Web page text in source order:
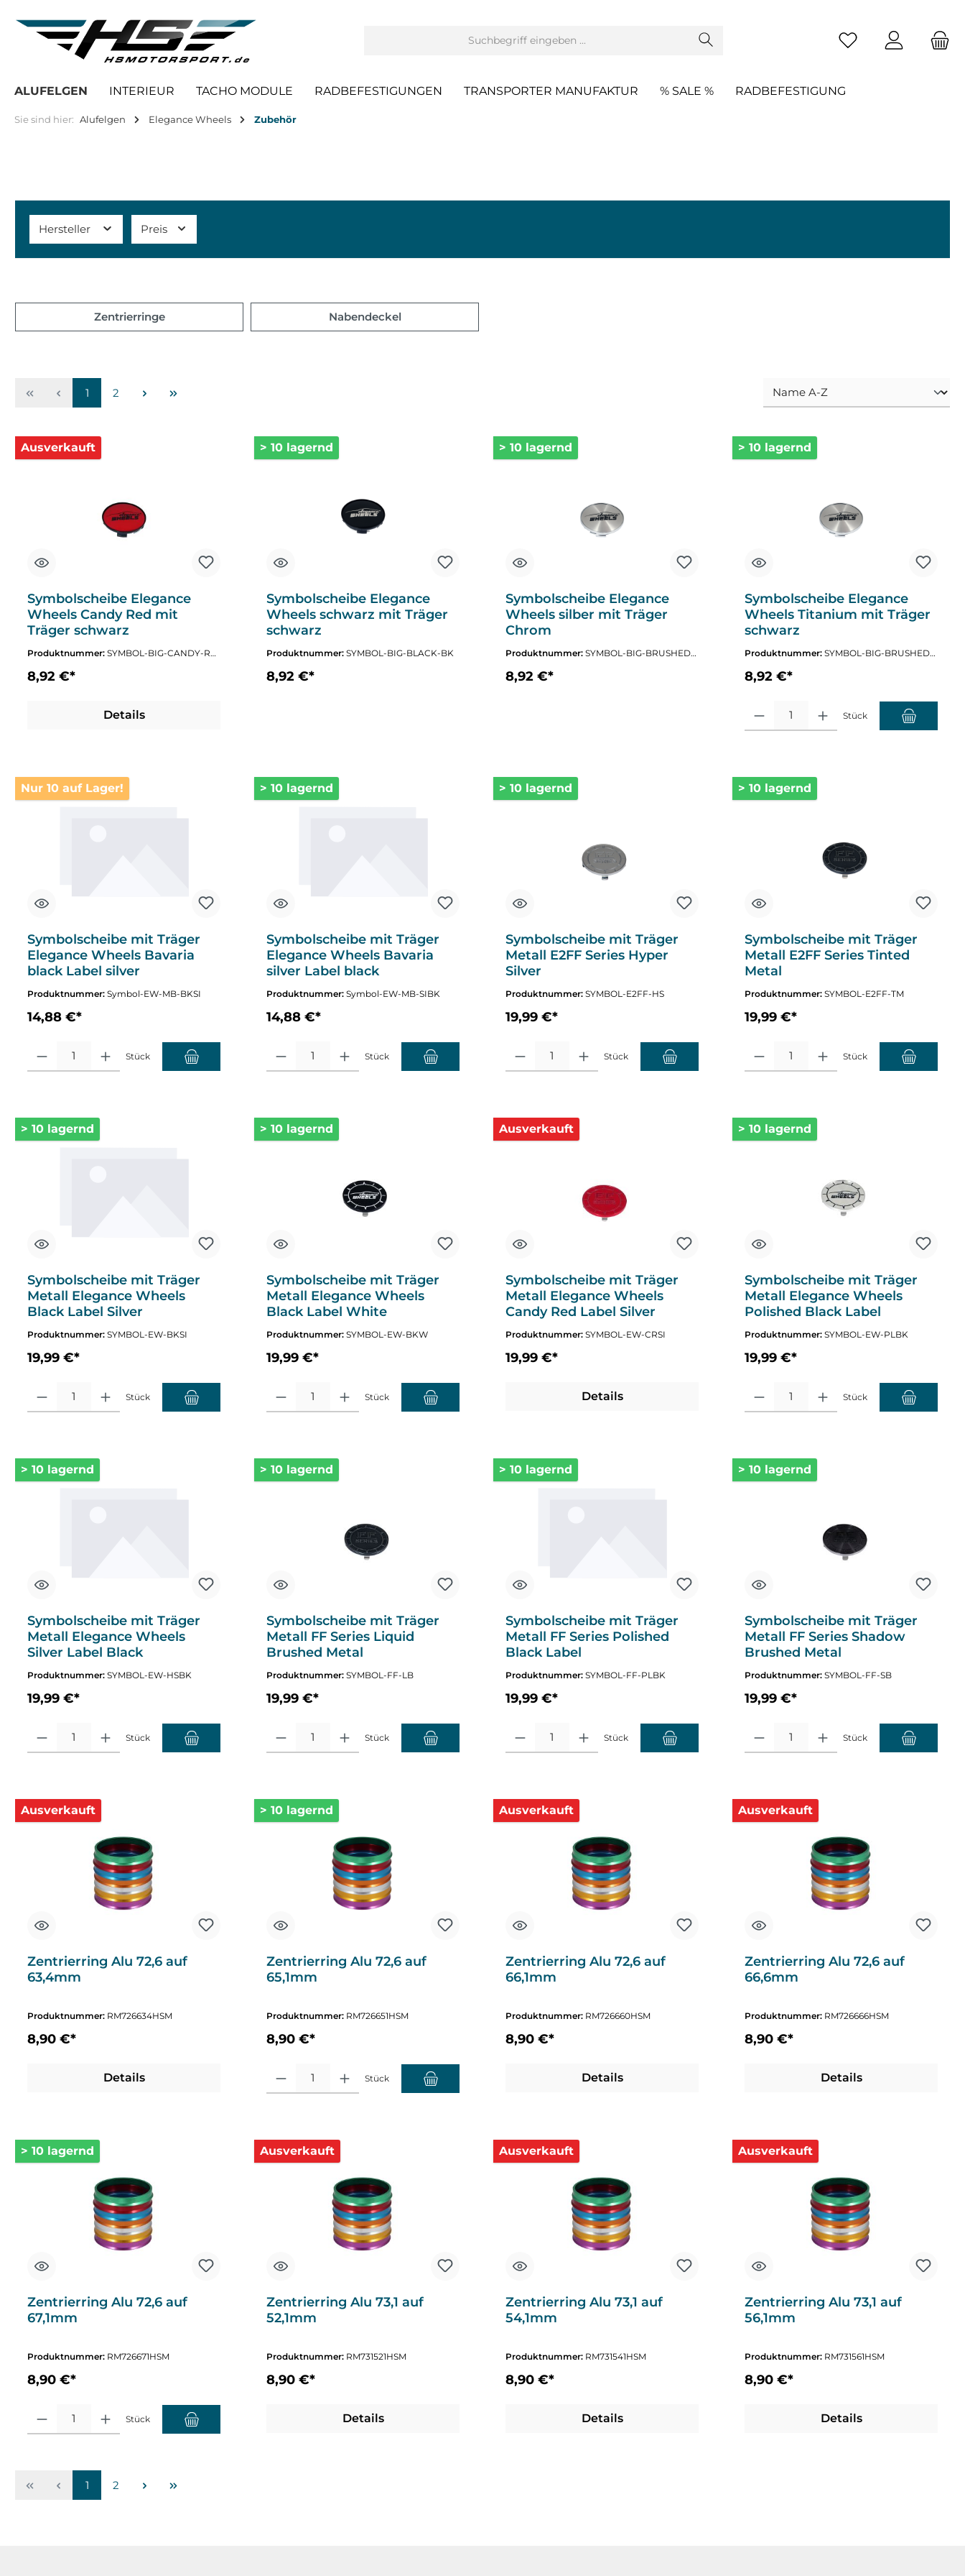
ALUFELGEN INTERIEUR TACHO MODULE RADBEFESTIGUNGEN TRANSPORTER MANUFAKTUR % SALE % RADBEFESTIGUNG
Sie sind hier: Alufelgen Elegance Wheels Zubehör
Hersteller Preis
Zentrierringe Nabendeckel
1 2
Ausverkauft
Symbolscheibe Elegance
Wheels Candy Red mit
Träger schwarz
Produktnummer: SYMBOL-BIG-CANDY-RE
8,92 €*
Details
> 10 lagernd
Symbolscheibe Elegance
Wheels schwarz mit Träger
schwarz
Produktnummer: SYMBOL-BIG-BLACK-BK
8,92 €*
> 10 lagernd
Symbolscheibe Elegance
Wheels silber mit Träger
Chrom
Produktnummer: SYMBOL-BIG-BRUSHED-
8,92 €*
> 10 lagernd
Symbolscheibe Elegance
Wheels Titanium mit Träger
schwarz
Produktnummer: SYMBOL-BIG-BRUSHED-
8,92 €*
Produkt Anzahl: Gib den gewünschten Wert ein
Stück
Nur 10 auf Lager!
Symbolscheibe mit Träger
Elegance Wheels Bavaria
black Label silver
Produktnummer: Symbol-EW-MB-BKSI
14,88 €*
Produkt Anzahl: Gib den gewünschten Wert ein oder benutze die Schaltflächen um die Anzahl zu erhöhen oder zu reduzieren.
Stück
> 10 lagernd
Symbolscheibe mit Träger
Elegance Wheels Bavaria
silver Label black
Produktnummer: Symbol-EW-MB-SIBK
14,88 €*
Produkt Anzahl: Gib den gewünschten Wert ein oder benutze die Schaltflächen um die Anzahl zu erhöhen oder zu reduzieren.
Stück
> 10 lagernd
Symbolscheibe mit Träger
Metall E2FF Series Hyper
Silver
Produktnummer: SYMBOL-E2FF-HS
19,99 €*
Produkt Anzahl: Gib den gewünschten Wert ein oder benutze die Schaltflächen um die Anzahl zu erhöhen
Stück
> 10 lagernd
Symbolscheibe mit Träger
Metall E2FF Series Tinted
Metal
Produktnummer: SYMBOL-E2FF-TM
19,99 €*
Produkt Anzahl: Gib den gewünschten Wert ein
Stück
> 10 lagernd
Symbolscheibe mit Träger
Metall Elegance Wheels
Black Label Silver
Produktnummer: SYMBOL-EW-BKSI
19,99 €*
Produkt Anzahl: Gib den gewünschten Wert ein oder benutze die Schaltflächen um die Anzahl zu erhöhen oder zu reduzieren.
Stück
> 10 lagernd
Symbolscheibe mit Träger
Metall Elegance Wheels
Black Label White
Produktnummer: SYMBOL-EW-BKW
19,99 €*
Produkt Anzahl: Gib den gewünschten Wert ein oder benutze die Schaltflächen um die Anzahl zu erhöhen oder zu reduzieren.
Stück
Ausverkauft
Symbolscheibe mit Träger
Metall Elegance Wheels
Candy Red Label Silver
Produktnummer: SYMBOL-EW-CRSI
19,99 €*
Details
> 10 lagernd
Symbolscheibe mit Träger
Metall Elegance Wheels
Polished Black Label
Produktnummer: SYMBOL-EW-PLBK
19,99 €*
Produkt Anzahl: Gib den gewünschten Wert ein
Stück
> 10 lagernd
Symbolscheibe mit Träger
Metall Elegance Wheels
Silver Label Black
Produktnummer: SYMBOL-EW-HSBK
19,99 €*
Produkt Anzahl: Gib den gewünschten Wert ein oder benutze die Schaltflächen um die Anzahl zu erhöhen oder zu reduzieren.
Stück
> 10 lagernd
Symbolscheibe mit Träger
Metall FF Series Liquid
Brushed Metal
Produktnummer: SYMBOL-FF-LB
19,99 €*
Produkt Anzahl: Gib den gewünschten Wert ein oder benutze die Schaltflächen um die Anzahl zu erhöhen oder zu reduzieren.
Stück
> 10 lagernd
Symbolscheibe mit Träger
Metall FF Series Polished
Black Label
Produktnummer: SYMBOL-FF-PLBK
19,99 €*
Produkt Anzahl: Gib den gewünschten Wert ein oder benutze die Schaltflächen um die Anzahl zu erhöhen
Stück
> 10 lagernd
Symbolscheibe mit Träger
Metall FF Series Shadow
Brushed Metal
Produktnummer: SYMBOL-FF-SB
19,99 €*
Produkt Anzahl: Gib den gewünschten Wert ein
Stück
Ausverkauft
Zentrierring Alu 72,6 auf
63,4mm
Produktnummer: RM726634HSM
8,90 €*
Details
> 10 lagernd
Zentrierring Alu 72,6 auf
65,1mm
Produktnummer: RM726651HSM
8,90 €*
Produkt Anzahl: Gib den gewünschten Wert ein oder benutze die Schaltflächen um die Anzahl zu erhöhen oder zu reduzieren.
Stück
Ausverkauft
Zentrierring Alu 72,6 auf
66,1mm
Produktnummer: RM726660HSM
8,90 €*
Details
Ausverkauft
Zentrierring Alu 72,6 auf
66,6mm
Produktnummer: RM726666HSM
8,90 €*
Details
> 10 lagernd
Zentrierring Alu 72,6 auf
67,1mm
Produktnummer: RM726671HSM
8,90 €*
Produkt Anzahl: Gib den gewünschten Wert ein oder benutze die Schaltflächen um die Anzahl zu erhöhen oder zu reduzieren.
Stück
Ausverkauft
Zentrierring Alu 73,1 auf
52,1mm
Produktnummer: RM731521HSM
8,90 €*
Details
Ausverkauft
Zentrierring Alu 73,1 auf
54,1mm
Produktnummer: RM731541HSM
8,90 €*
Details
Ausverkauft
Zentrierring Alu 73,1 auf
56,1mm
Produktnummer: RM731561HSM
8,90 €*
Details
1 2